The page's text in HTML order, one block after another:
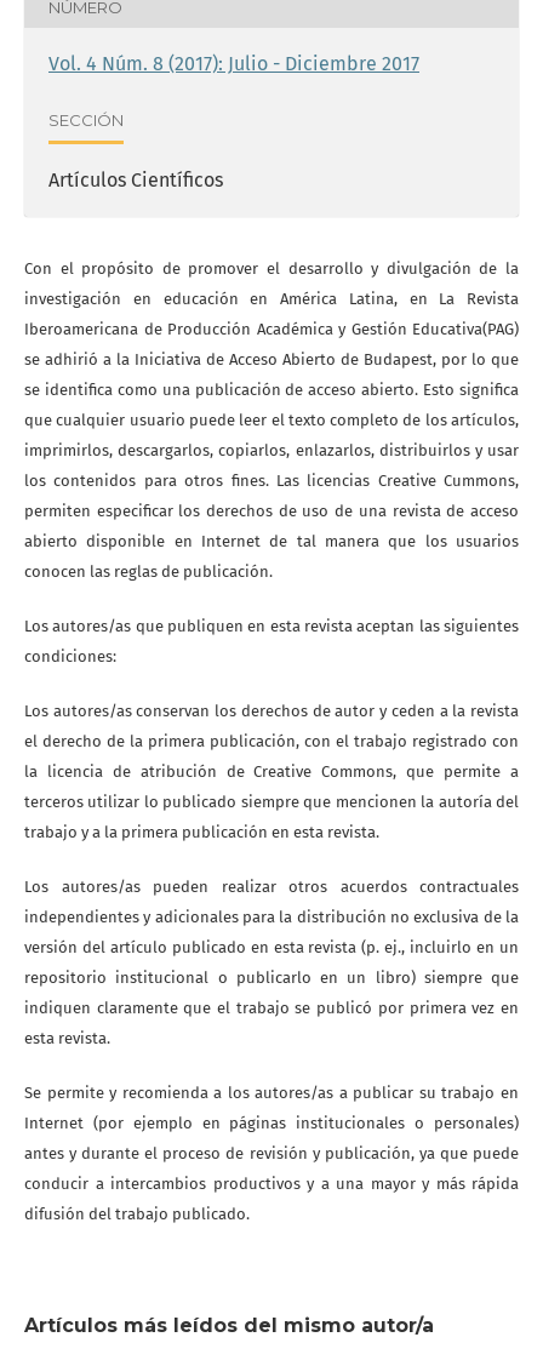
NÚMERO
Vol. 4 Núm. 8 (2017): Julio - Diciembre 2017
SECCIÓN
Artículos Científicos
Con el propósito de promover el desarrollo y divulgación de la
investigación en educación en América Latina, en La Revista
Iberoamericana de Producción Académica y Gestión Educativa(PAG)
se adhirió a la Iniciativa de Acceso Abierto de Budapest, por lo que
se identifica como una publicación de acceso abierto. Esto significa
que cualquier usuario puede leer el texto completo de los artículos,
imprimirlos, descargarlos, copiarlos, enlazarlos, distribuirlos y usar
los contenidos para otros fines. Las licencias Creative Cummons,
permiten especificar los derechos de uso de una revista de acceso
abierto disponible en Internet de tal manera que los usuarios
conocen las reglas de publicación.
Los autores/as que publiquen en esta revista aceptan las siguientes
condiciones:
Los autores/as conservan los derechos de autor y ceden a la revista
el derecho de la primera publicación, con el trabajo registrado con
la licencia de atribución de Creative Commons, que permite a
terceros utilizar lo publicado siempre que mencionen la autoría del
trabajo y a la primera publicación en esta revista.
Los autores/as pueden realizar otros acuerdos contractuales
independientes y adicionales para la distribución no exclusiva de la
versión del artículo publicado en esta revista (p. ej., incluirlo en un
repositorio institucional o publicarlo en un libro) siempre que
indiquen claramente que el trabajo se publicó por primera vez en
esta revista.
Se permite y recomienda a los autores/as a publicar su trabajo en
Internet (por ejemplo en páginas institucionales o personales)
antes y durante el proceso de revisión y publicación, ya que puede
conducir a intercambios productivos y a una mayor y más rápida
difusión del trabajo publicado.
Artículos más leídos del mismo autor/a